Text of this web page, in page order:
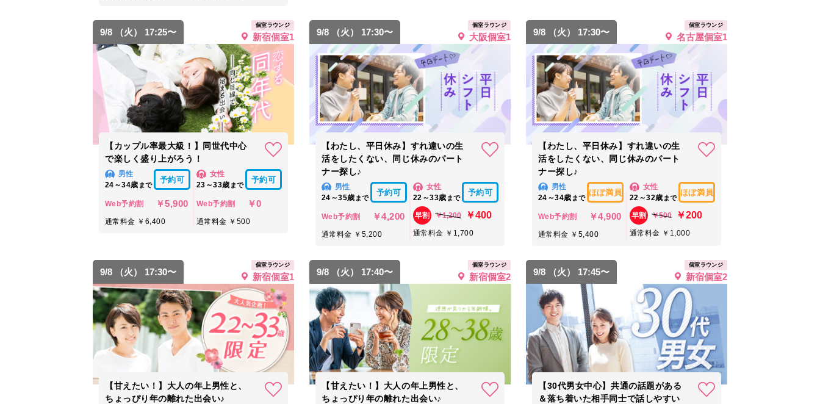
9/8 （火） 17:25〜
個室ラウンジ
新宿個室1
【カップル率最大級！】同世代中心
で楽しく盛り上がろう！
男性
24～34歳 まで
予約可
Web予約割 ￥5,900
通常料金 ￥6,400
女性
23～33歳 まで
予約可
Web予約割 ￥0
通常料金 ￥500
9/8 （火） 17:30〜
個室ラウンジ
大阪個室1
【わたし、平日休み】すれ違いの生
活をしたくない、同じ休みのパート
ナー探し♪
男性
24～35歳 まで
予約可
Web予約割 ￥4,200
通常料金 ￥5,200
女性
22～33歳 まで
予約可
早割 ￥1,200 ￥400
通常料金 ￥1,700
9/8 （火） 17:30〜
個室ラウンジ
名古屋個室1
【わたし、平日休み】すれ違いの生
活をしたくない、同じ休みのパート
ナー探し♪
男性
24～34歳 まで
ほぼ満員
Web予約割 ￥4,900
通常料金 ￥5,400
女性
22～32歳 まで
ほぼ満員
早割 ￥500 ￥200
通常料金 ￥1,000
9/8 （火） 17:30〜
個室ラウンジ
新宿個室1
【甘えたい！】大人の年上男性と、
ちょっぴり年の離れた出会い♪
9/8 （火） 17:40〜
個室ラウンジ
新宿個室2
【甘えたい！】大人の年上男性と、
ちょっぴり年の離れた出会い♪
9/8 （火） 17:45〜
個室ラウンジ
新宿個室2
【30代男女中心】共通の話題がある
＆落ち着いた相手同士で話しやすい